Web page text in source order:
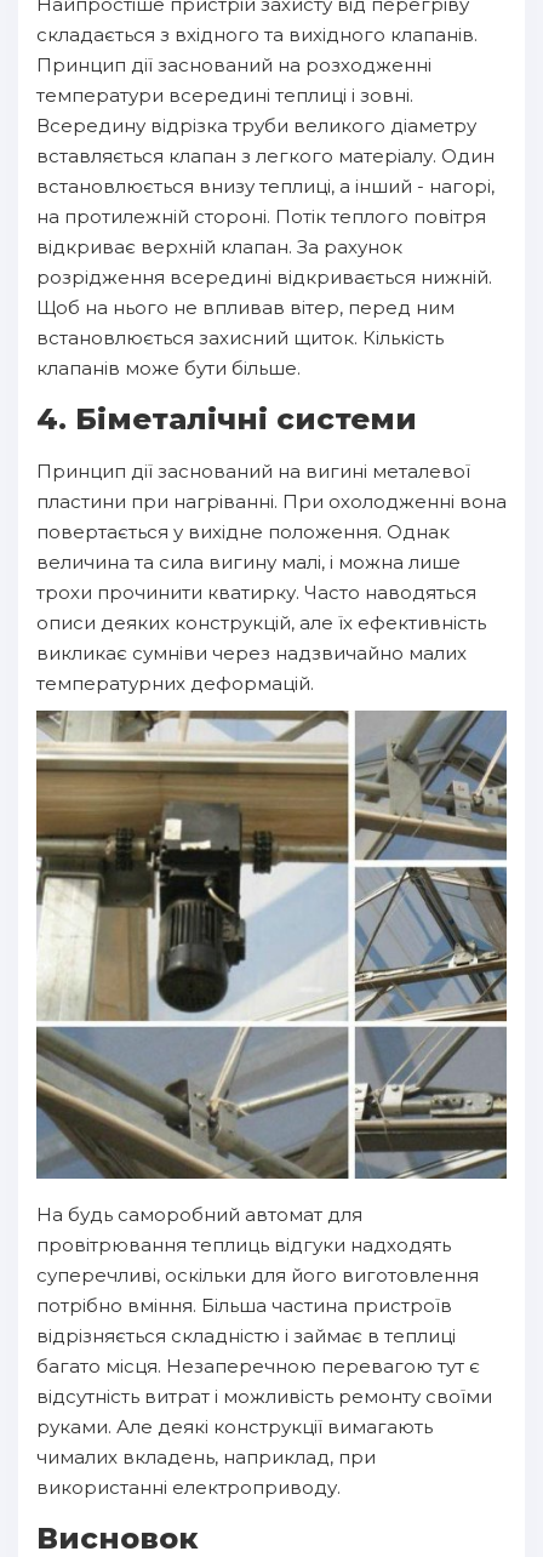
складається з вхідного та вихідного клапанів.
Принцип дії заснований на розходженні
температури всередині теплиці і зовні.
Всередину відрізка труби великого діаметру
вставляється клапан з легкого матеріалу. Один
встановлюється внизу теплиці, а інший - нагорі,
на протилежній стороні. Потік теплого повітря
відкриває верхній клапан. За рахунок
розрідження всередині відкривається нижній.
Щоб на нього не впливав вітер, перед ним
встановлюється захисний щиток. Кількість
клапанів може бути більше.
4. Біметалічні системи
Принцип дії заснований на вигині металевої
пластини при нагріванні. При охолодженні вона
повертається у вихідне положення. Однак
величина та сила вигину малі, і можна лише
трохи прочинити кватирку. Часто наводяться
описи деяких конструкцій, але їх ефективність
викликає сумніви через надзвичайно малих
температурних деформацій.
На будь саморобний автомат для
провітрювання теплиць відгуки надходять
суперечливі, оскільки для його виготовлення
потрібно вміння. Більша частина пристроїв
відрізняється складністю і займає в теплиці
багато місця. Незаперечною перевагою тут є
відсутність витрат і можливість ремонту своїми
руками. Але деякі конструкції вимагають
чималих вкладень, наприклад, при
використанні електроприводу.
Висновок